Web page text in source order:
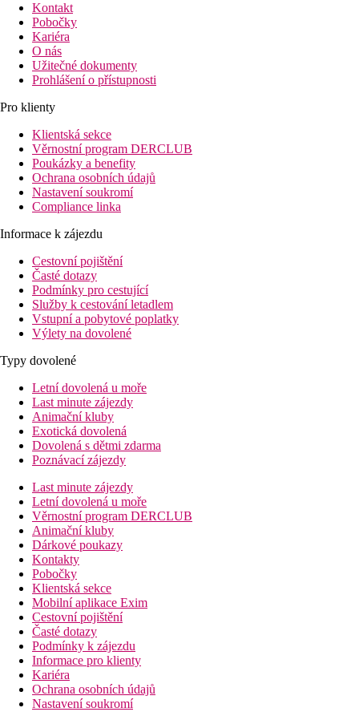
Kontakt
Pobočky
Kariéra
O nás
Užitečné dokumenty
Prohlášení o přístupnosti
Pro klienty
Klientská sekce
Věrnostní program DERCLUB
Poukázky a benefity
Ochrana osobních údajů
Nastavení soukromí
Compliance linka
Informace k zájezdu
Cestovní pojištění
Časté dotazy
Podmínky pro cestující
Služby k cestování letadlem
Vstupní a pobytové poplatky
Výlety na dovolené
Typy dovolené
Letní dovolená u moře
Last minute zájezdy
Animační kluby
Exotická dovolená
Dovolená s dětmi zdarma
Poznávací zájezdy
Last minute zájezdy
Letní dovolená u moře
Věrnostní program DERCLUB
Animační kluby
Dárkové poukazy
Kontakty
Pobočky
Klientská sekce
Mobilní aplikace Exim
Cestovní pojištění
Časté dotazy
Podmínky k zájezdu
Informace pro klienty
Kariéra
Ochrana osobních údajů
Nastavení soukromí